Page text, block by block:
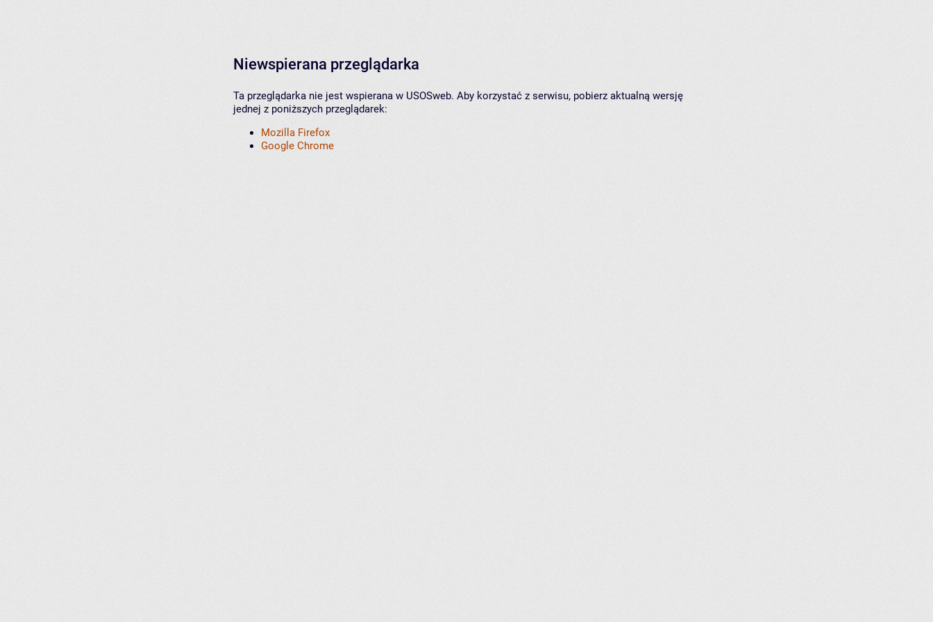
Niewspierana przeglądarka
Ta przeglądarka nie jest wspierana w USOSweb. Aby korzystać z serwisu, pobierz aktualną wersję
jednej z poniższych przeglądarek:
Mozilla Firefox
Google Chrome